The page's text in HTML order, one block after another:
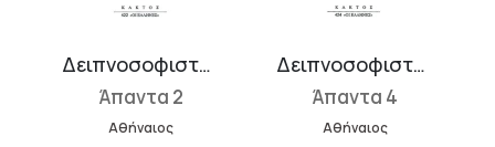
Δειπνοσοφιστών Β΄
Άπαντα 2
Αθήναιος
Δειπνοσοφιστών Δ΄
Άπαντα 4
Αθήναιος